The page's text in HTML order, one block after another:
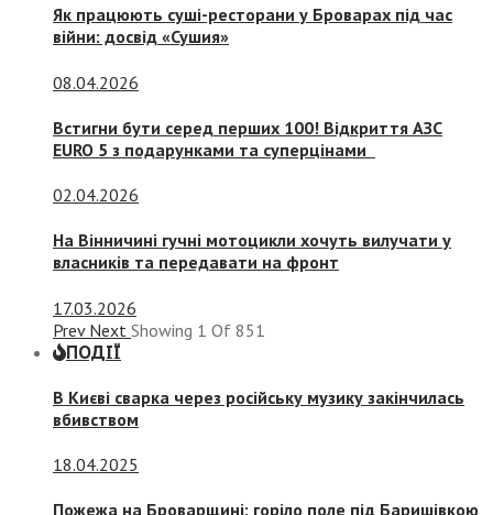
Як працюють суші-ресторани у Броварах під час
війни: досвід «Сушия»
08.04.2026
Встигни бути серед перших 100! Відкриття АЗС
EURO 5 з подарунками та суперцінами
02.04.2026
На Вінничині гучні мотоцикли хочуть вилучати у
власників та передавати на фронт
17.03.2026
Prev Next Showing 1 Of 851
ПОДІЇ
В Києві сварка через російську музику закінчилась
вбивством
18.04.2025
Пожежа на Броварщині: горіло поле під Баришівкою